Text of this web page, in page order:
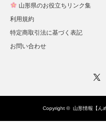
山形県のお役立ちリンク集
利用規約
特定商取引法に基づく表記
お問い合わせ
Instagram
Copyright © 山形情報【ん